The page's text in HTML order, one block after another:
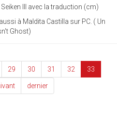
III avec la traduction (cm)
à Maldita Castilla sur PC. ( Un
Ghost)
29 30 31 32 33
dernier